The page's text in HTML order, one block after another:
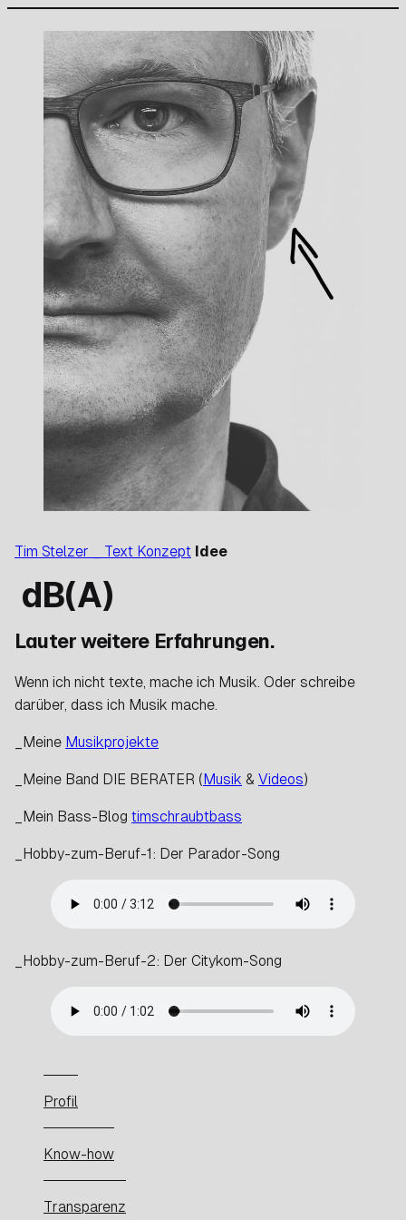
Tim Stelzer _ Text Konzept Idee
dB(A)
Lauter weitere Erfahrungen.
Wenn ich nicht texte, mache ich Musik. Oder schreibe
darüber, dass ich Musik mache.
_Meine Musikprojekte
_Meine Band DIE BERATER (Musik & Videos)
_Mein Bass-Blog timschraubtbass
_Hobby-zum-Beruf-1: Der Parador-Song
_Hobby-zum-Beruf-2: Der Citykom-Song
Profil
Know-how
Transparenz